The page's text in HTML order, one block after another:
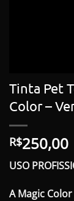
Tinta Pet
Color –
R$250,00
USO
A Magic